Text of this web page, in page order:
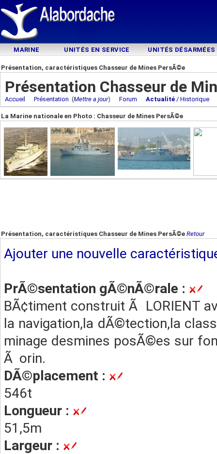
MARINE UNITÉS EN SERVICE UNITÉS DÉSARMÉES
Présentation, caractéristiques Chasseur de Mines PersÃ©e
Présentation Chasseur de
Accueil Présentation (Mettre a jour) Forum Actualité / Historique
La Marine nationale en Photo : Chasseur de Mines PersÃ©e
Présentation, caractéristiques Chasseur de Mines PersÃ©e Retour
Ajouter une nouvelle
PrÃ©sentation gÃ©nÃ©rale :
BÃ¢timent construit Ã LORIENT
la navigation,la dÃ©tection,la
minage desmines posÃ©es sur
Ã orin.
DÃ©placement :
546t
Longueur :
51,5m
Largeur :